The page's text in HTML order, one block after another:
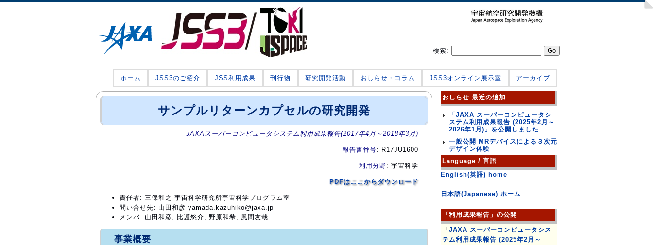
検索:
ホーム JSS3のご紹介 JSS利用成果 刊行物 研究開発活動 おしらせ・コラム JSS3オンライン展示室 アーカイブ
サンプルリターンカプセルの研究開発
JAXAスーパーコンピュータシステム利用成果報告(2017年4月～2018年3月)
報告書番号: R17JU1600
利用分野: 宇宙科学
PDFはここからダウンロード
責任者: 三保和之 宇宙科学研究所宇宙科学プログラム室
問い合せ先: 山田和彦 yamada.kazuhiko@jaxa.jp
メンバ: 山田和彦, 比護悠介, 野原和希, 風間友哉
事業概要
おしらせ-最近の追加
「JAXA スーパーコンピュータシ
ステム利用成果報告 (2025年2月～
2026年1月)」を公開しました
一般公開 MRデバイスによる３次元
デザイン体験
Language / 言語
English(英語) home
日本語(Japanese) ホーム
「利用成果報告」の公開
「 JAXA スーパーコンピュータシス
テム利用成果報告 (2025年2月～